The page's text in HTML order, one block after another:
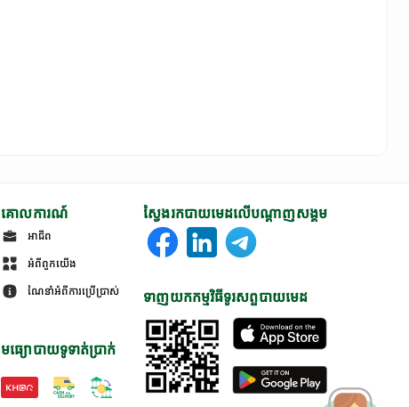
គោលការណ៍
អាជីព
អំពីពួកយើង
ណែនាំអំពីការប្រើប្រាស់
មធ្យោបាយទូទាត់ប្រាក់
ស្វែងរកបាយមេដលើបណ្តាញសង្គម
ទាញយកកម្មវិធីទូរសព្ទបាយមេដ